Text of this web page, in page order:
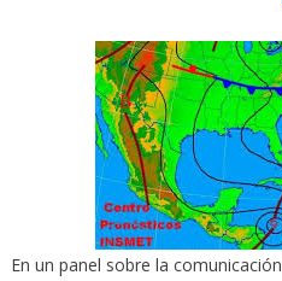
En un panel sobre la